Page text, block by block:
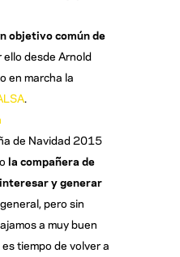
objetivo común de
ello desde Arnold
en marcha la
.
de Navidad 2015
la compañera de
y generar
general, pero sin
a muy buen
tiempo de volver a